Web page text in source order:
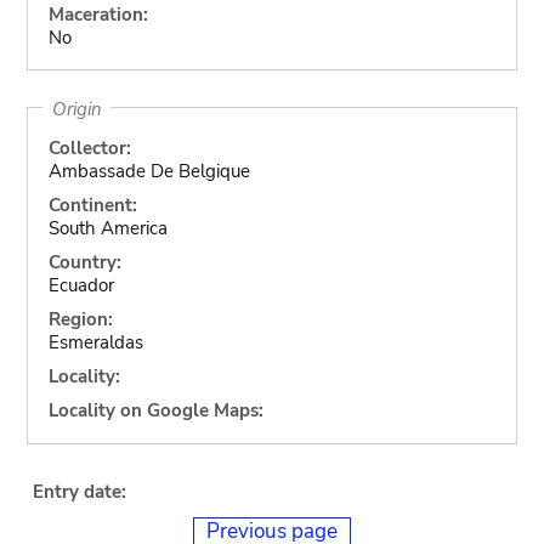
Maceration:
No
Origin
Collector:
Ambassade De Belgique
Continent:
South America
Country:
Ecuador
Region:
Esmeraldas
Locality:
Locality on Google Maps:
Entry date:
Previous page